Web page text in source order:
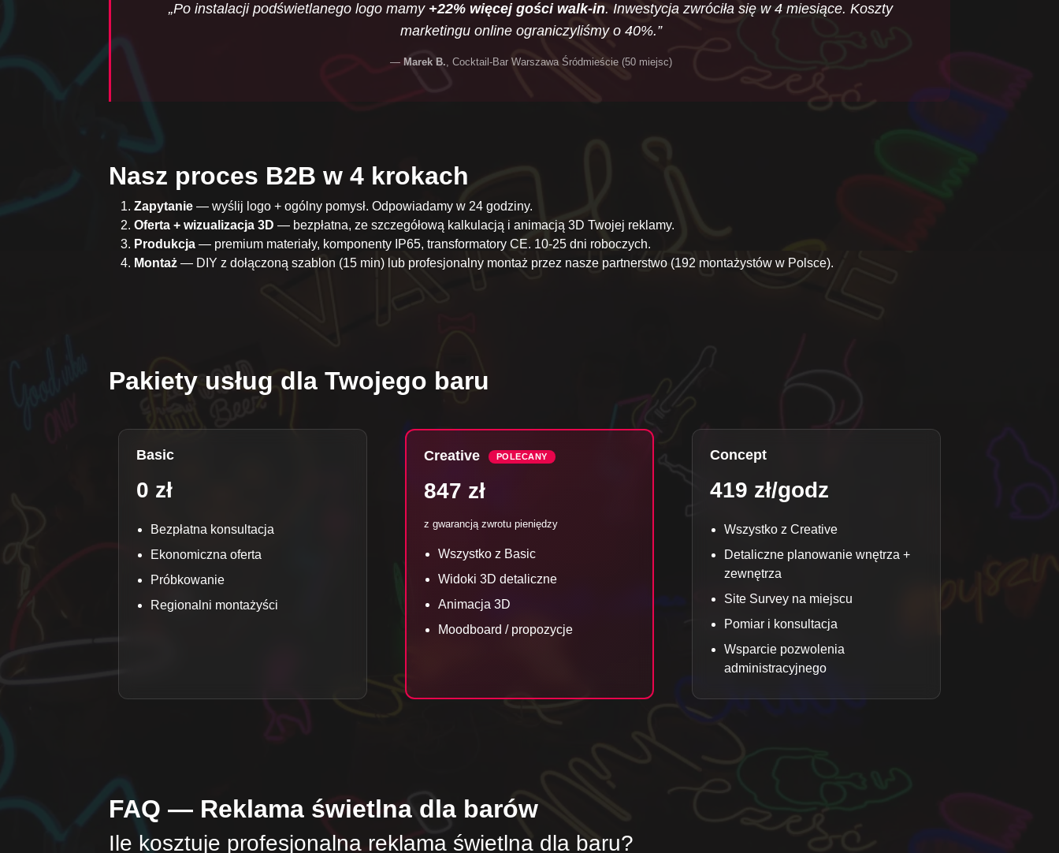
„Po instalacji podświetlanego logo mamy +22% więcej gości walk-in. Inwestycja zwróciła się w 4 miesiące. Koszty
marketingu online ograniczyliśmy o 40%.”
Marek B., Cocktail-Bar Warszawa Śródmieście (50 miejsc)
Nasz proces B2B w 4 krokach
Zapytanie — wyślij logo + ogólny pomysł. Odpowiadamy w 24 godziny.
Oferta + wizualizacja 3D — bezpłatna, ze szczegółową kalkulacją i animacją 3D Twojej reklamy.
Produkcja — premium materiały, komponenty IP65, transformatory CE. 10-25 dni roboczych.
Montaż — DIY z dołączoną szablon (15 min) lub profesjonalny montaż przez nasze partnerstwo (192 montażystów w Polsce).
Pakiety usług dla Twojego baru
Basic
0 zł
Bezpłatna konsultacja
Ekonomiczna oferta
Próbkowanie
Regionalni montażyści
Creative POLECANY
847 zł
z gwarancją zwrotu pieniędzy
Wszystko z Basic
Widoki 3D detaliczne
Animacja 3D
Moodboard / propozycje
Concept
419 zł/godz
Wszystko z Creative
Detaliczne planowanie wnętrza +
zewnętrza
Site Survey na miejscu
Pomiar i konsultacja
Wsparcie pozwolenia
administracyjnego
FAQ — Reklama świetlna dla barów
Ile kosztuje profesjonalna reklama świetlna dla baru?